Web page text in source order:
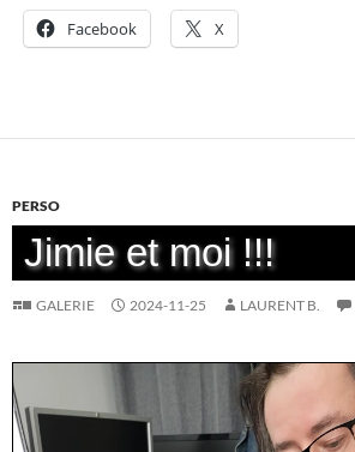
Facebook X
PERSO
Jimie et moi !!!
GALERIE 2024-11-25 LAURENT B.